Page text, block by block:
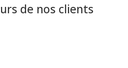
de nos clients